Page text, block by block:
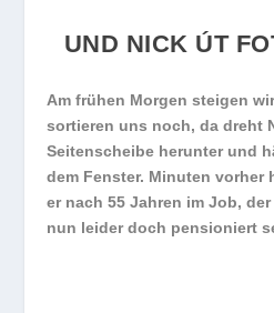
UND NICK ÚT
Am frühen Morgen steigen
sortieren uns noch, da dreht
Seitenscheibe herunter und
dem Fenster. Minuten vorher
er nach 55 Jahren im Job,
nun leider doch pensioniert